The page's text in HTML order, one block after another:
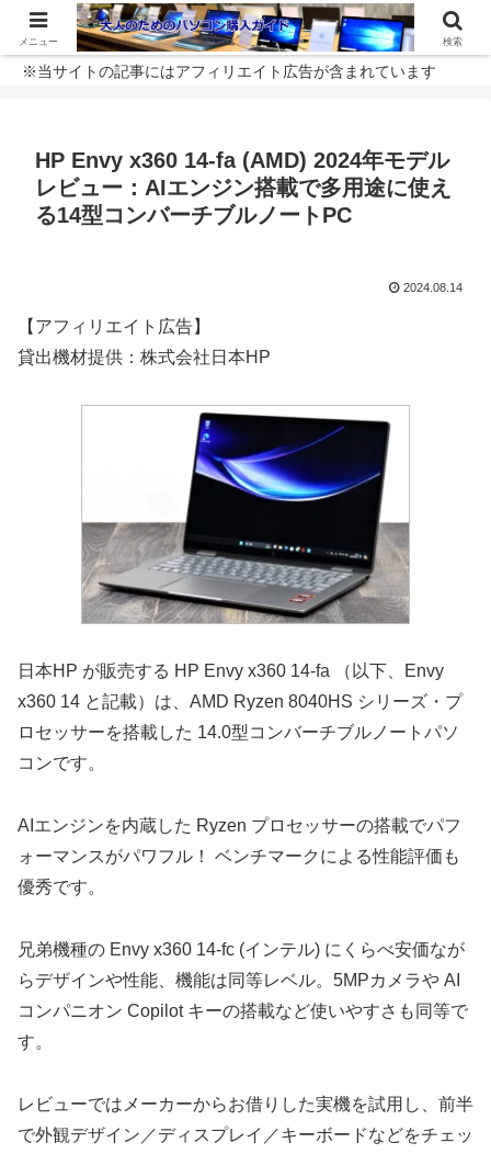
※当サイトの記事にはアフィリエイト広告が含まれています
HP Envy x360 14-fa (AMD) 2024年モデル
レビュー：AIエンジン搭載で多用途に使え
る14型コンバーチブルノートPC
2024.08.14
【アフィリエイト広告】
貸出機材提供：株式会社日本HP
日本HP が販売する HP Envy x360 14-fa （以下、Envy
x360 14 と記載）は、AMD Ryzen 8040HS シリーズ・プ
ロセッサーを搭載した 14.0型コンバーチブルノートパソ
コンです。
AIエンジンを内蔵した Ryzen プロセッサーの搭載でパフ
ォーマンスがパワフル！ ベンチマークによる性能評価も
優秀です。
兄弟機種の Envy x360 14-fc (インテル) にくらべ安価なが
らデザインや性能、機能は同等レベル。5MPカメラや AI
コンパニオン Copilot キーの搭載など使いやすさも同等で
す。
レビューではメーカーからお借りした実機を試用し、前半
で外観デザイン／ディスプレイ／キーボードなどをチェッ
メニュー 検索